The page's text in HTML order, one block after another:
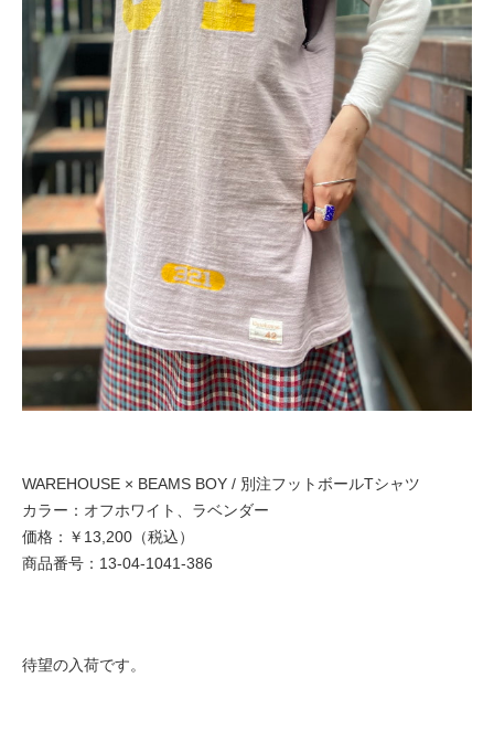
WAREHOUSE × BEAMS BOY / 別注フットボールTシャツ
カラー：オフホワイト、ラベンダー
価格：￥13,200（税込）
商品番号：13-04-1041-386
待望の入荷です。